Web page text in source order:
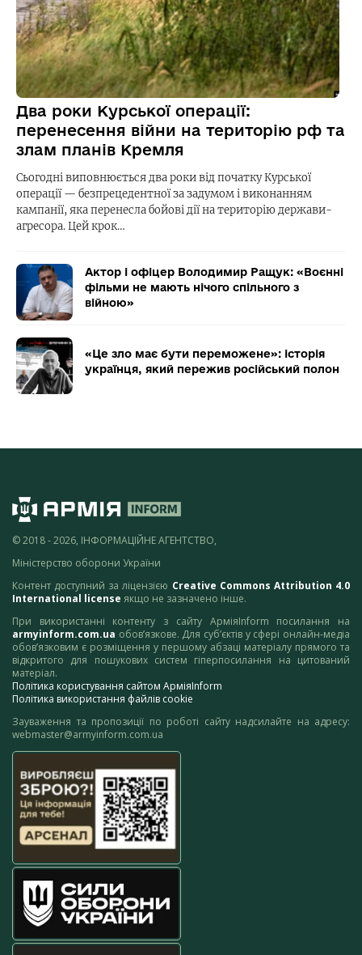
Два роки Курської операції:
перенесення війни на територію рф та
злам планів Кремля
Сьогодні виповнюється два роки від початку Курської
операції — безпрецедентної за задумом і виконанням
кампанії, яка перенесла бойові дії на територію держави-
агресора. Цей крок…
Актор і офіцер Володимир Ращук: «Воєнні
фільми не мають нічого спільного з
війною»
«Це зло має бути переможене»: історія
українця, який пережив російський полон
© 2018 - 2026, ІНФОРМАЦІЙНЕ АГЕНТСТВО,
Міністерство оборони України
Контент доступний за ліцензією Creative Commons Attribution 4.0
International license якщо не зазначено інше.
При використанні контенту з сайту АрміяInform посилання на
armyinform.com.ua обов’язкове. Для суб’єктів у сфері онлайн-медіа
обов’язковим є розміщення у першому абзаці матеріалу прямого та
відкритого для пошукових систем гіперпосилання на цитований
матеріал.
Політика користування сайтом АрміяInform
Політика використання файлів cookie
Зауваження та пропозиції по роботі сайту надсилайте на адресу:
webmaster@armyinform.com.ua